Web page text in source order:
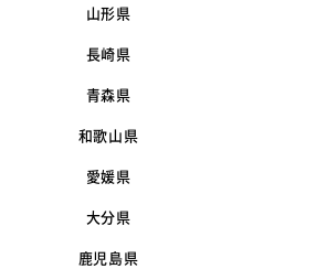
山形県
長崎県
青森県
和歌山県
愛媛県
大分県
鹿児島県